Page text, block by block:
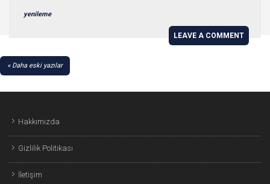
yenileme
LEAVE A COMMENT
YAZI
Daha eski yazılar
Hakkımızda
Gizlilik Politikası
İletişim